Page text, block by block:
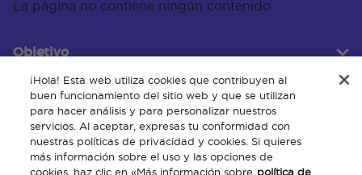
La página no contiene ningún contenido.
Objetivo
Servicio al cliente
¡Hola! Esta web utiliza cookies que contribuyen al
buen funcionamiento del sitio web y que se utilizan
para hacer análisis y para personalizar nuestros
servicios. Al aceptar, expresas tu conformidad con
nuestras políticas de privacidad y cookies. Si quieres
más información sobre el uso y las opciones de
cookies, haz clic en «Más información sobre política de